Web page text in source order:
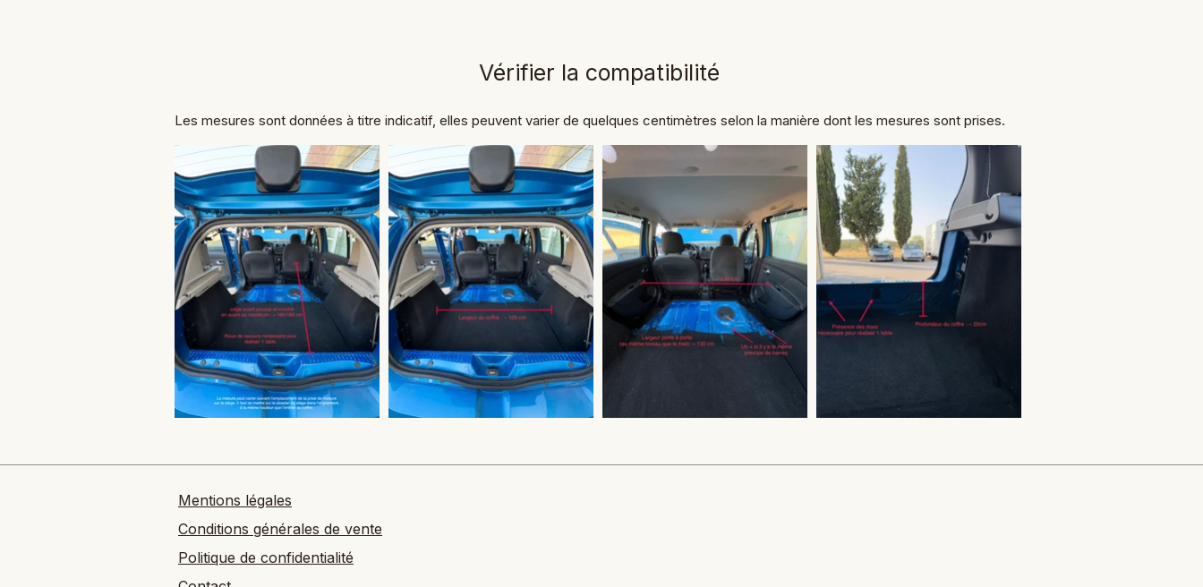
Vérifier la compatibilité
Les mesures sont données à titre indicatif, elles peuvent varier de quelques centimètres selon la manière dont les mesures sont prises.
Mentions légales
Conditions générales de vente
Politique de confidentialité